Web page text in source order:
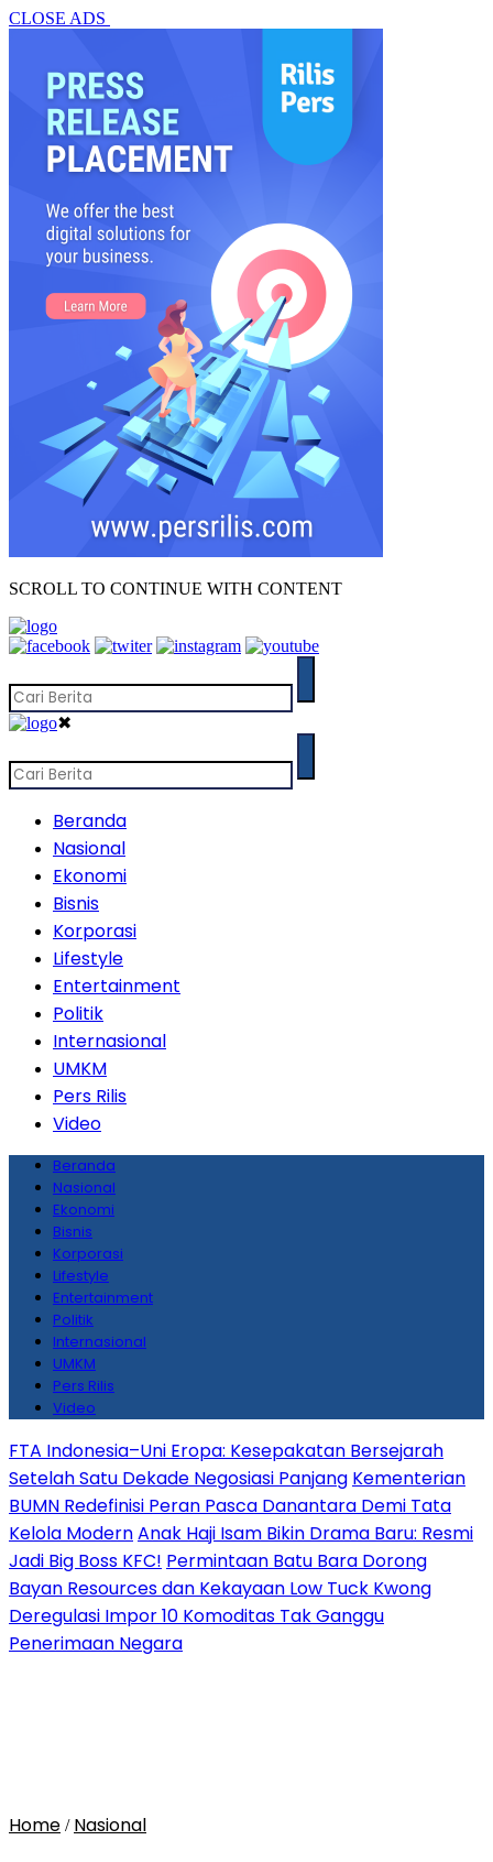
CLOSE ADS
SCROLL TO CONTINUE WITH CONTENT
✖
Beranda
Nasional
Ekonomi
Bisnis
Korporasi
Lifestyle
Entertainment
Politik
Internasional
UMKM
Pers Rilis
Video
Beranda
Nasional
Ekonomi
Bisnis
Korporasi
Lifestyle
Entertainment
Politik
Internasional
UMKM
Pers Rilis
Video
FTA Indonesia–Uni Eropa: Kesepakatan Bersejarah
Setelah Satu Dekade Negosiasi Panjang Kementerian
BUMN Redefinisi Peran Pasca Danantara Demi Tata
Kelola ModernAnak Haji Isam Bikin Drama Baru: Resmi
Jadi Big Boss KFC! Permintaan Batu Bara Dorong
Bayan Resources dan Kekayaan Low Tuck Kwong
Deregulasi Impor 10 Komoditas Tak Ganggu
Penerimaan Negara
Home / Nasional